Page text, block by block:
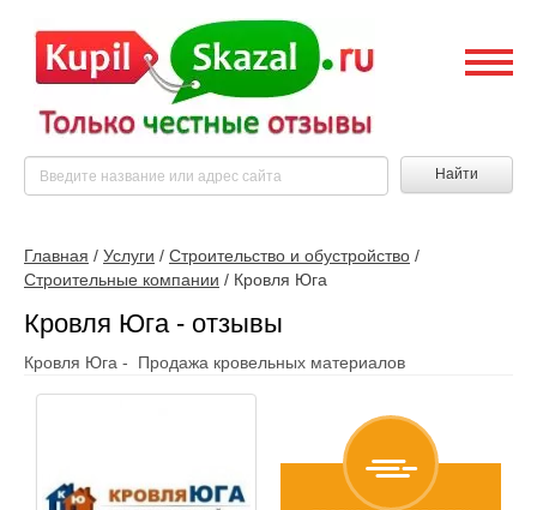
Найти
Главная / Услуги / Строительство и обустройство /
Строительные компании / Кровля Юга
Кровля Юга - отзывы
Кровля Юга - Продажа кровельных материалов